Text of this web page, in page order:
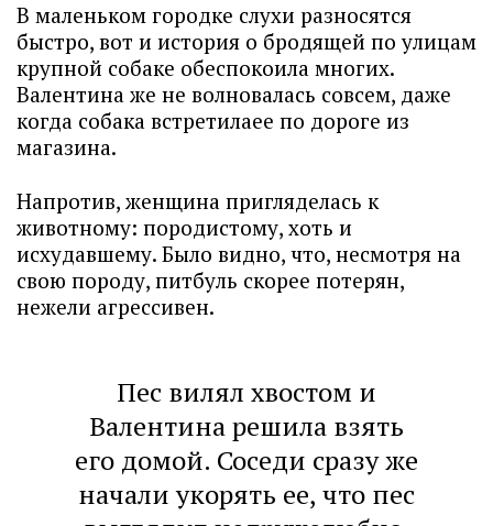
В маленьком городке слухи разносятся
быстро, вот и история о бродящей по улицам
крупной собаке обеспокоила многих.
Валентина же не волновалась совсем, даже
когда собака встретилаее по дороге из
магазина.
Напротив, женщина пригляделась к
животному: породистому, хоть и
исхудавшему. Было видно, что, несмотря на
свою породу, питбуль скорее потерян,
нежели агрессивен.
Пес вилял хвостом и
Валентина решила взять
его домой. Соседи сразу же
начали укорять ее, что пес